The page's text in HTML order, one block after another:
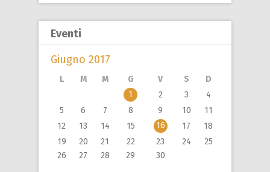
Eventi
Giugno 2017
L M M G V S
D
1
2 3
4
5
6 7 8 9 10
11
12
13 14 15 16 17
18
19
20 21 22 23 24
25
26
27 28 29 30